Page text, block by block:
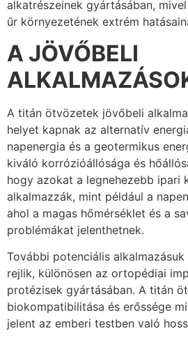
alkatrészeinek gyártásában,
űr környezetének extrém
A JÖVŐBELI
A titán ötvözetek jövőbeli
helyet kapnak az alternatív
napenergia és a geotermikus
kiváló korrózióállósága és
hogy azokat a legnehezebb ipari
alkalmazzák, mint például a
ahol a magas hőmérséklet és a
problémákat jelenthetnek.
További potenciális
rejlik, különösen az ortopédiai
protézisek gyártásában. A titán
biokompatibilitása és erőssége
jelent az emberi testben való